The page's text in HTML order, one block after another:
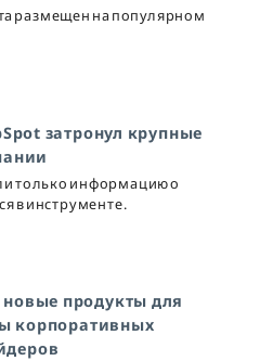
размещен на популярном
затронул крупные
только информацию о
в инструменте.
продукты для
корпоративных